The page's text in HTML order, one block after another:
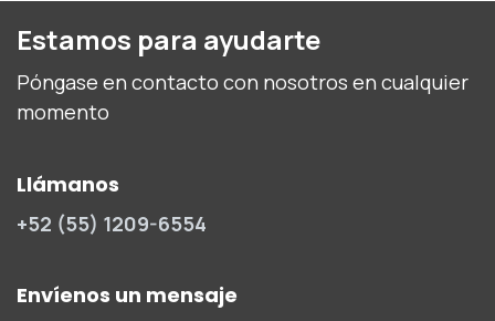
Estamos para ayudarte
Póngase en contacto con nosotros en cualquier
momento
Llámanos
+52 (55) 1209-6554
Envíenos un mensaje